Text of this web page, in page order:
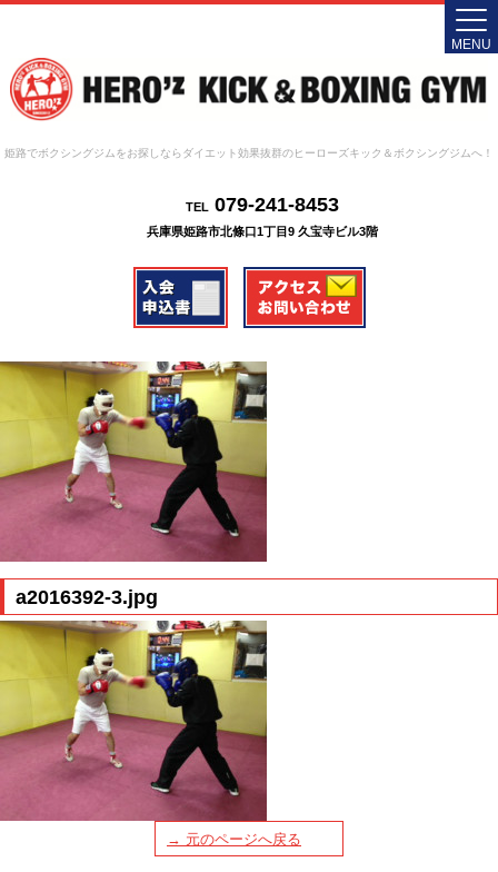
姫路でボクシングジムをお探しならダイエット効果抜群のヒーローズキック＆ボクシングジムへ！
TEL079-241-8453
兵庫県姫路市北條口1丁目9 久宝寺ビル3階
MENU
a2016392-3.jpg
→ 元のページへ戻る